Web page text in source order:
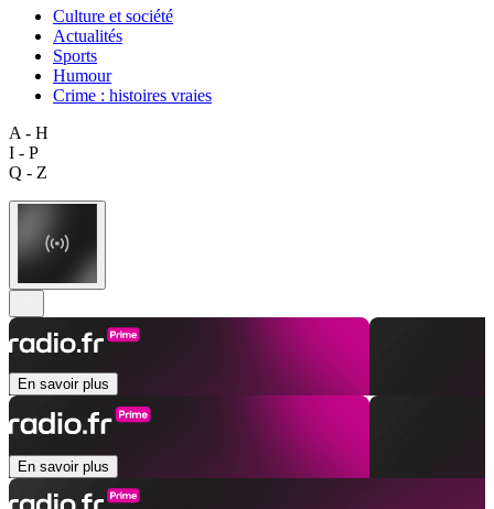
Culture et société
Actualités
Sports
Humour
Crime : histoires vraies
A - H
I - P
Q - Z
En savoir plus
En savoir plus